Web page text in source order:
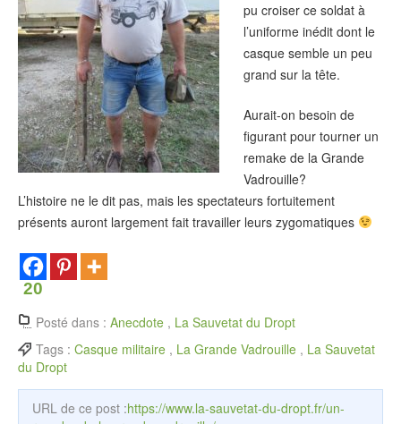
pu croiser ce soldat à
l’uniforme inédit dont le
casque semble un peu
grand sur la tête.
Aurait-on besoin de
figurant pour tourner un
remake de la Grande
Vadrouille?
L’histoire ne le dit pas, mais les spectateurs fortuitement
présents auront largement fait travailler leurs zygomatiques
20
Posté dans : Anecdote , La Sauvetat du Dropt
Tags : Casque militaire , La Grande Vadrouille , La Sauvetat
du Dropt
URL de ce post :https://www.la-sauvetat-du-dropt.fr/un-